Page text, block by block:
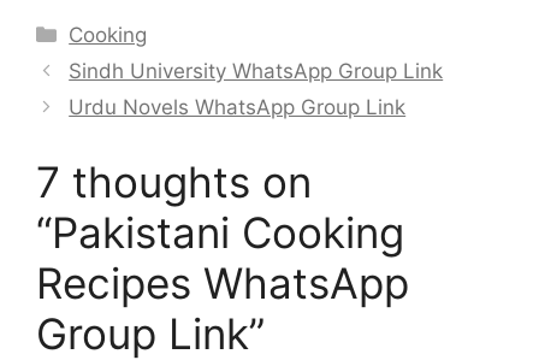
Categories
Cooking
Sindh University WhatsApp Group Link
Urdu Novels WhatsApp Group Link
7 thoughts on
“Pakistani Cooking
Recipes WhatsApp
Group Link”